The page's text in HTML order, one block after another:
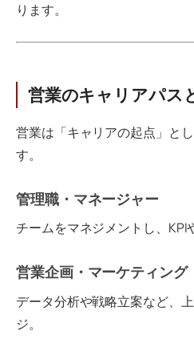
ります。
営業のキャリアパス
営業は「キャリアの起点」と
す。
管理職・マネージャー
チームをマネジメントし、KPI
営業企画・マーケティング
データ分析や戦略立案など、
ジ。